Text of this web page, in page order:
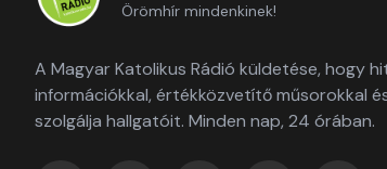
Örömhír mindenkinek!
A Magyar Katolikus Rádió küldetése, hogy
információkkal, értékközvetítő műsorokkal
szolgálja hallgatóit. Minden nap, 24 órában.